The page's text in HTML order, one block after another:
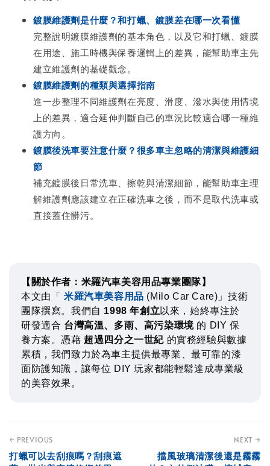
鍍膜維護劑是什麼？和打蠟、鍍膜差在哪一次看懂
完整說明鍍膜維護劑的基本角色，以及它和打蠟、鍍膜
在用途、施工時機與保養邏輯上的差異，能幫助車主先
建立維護劑的基礎觀念。
鍍膜維護劑的種類與選擇指南
進一步整理不同維護劑在亮度、滑度、潑水與使用情境
上的差異，適合延伸判斷自己的車況比較適合哪一種維
護方向。
鍍膜後洗車要注意什麼？很多車主忽略的清潔與維護細
節
補充鍍膜後日常洗車、擦乾與清潔細節，能幫助車主理
解維護劑應該建立在正確洗車之後，而不是取代洗車或
直接蓋住髒污。
【關於作者：米羅汽車美容用品專業團隊】
本文由「 米羅汽車美容用品 (Milo Car Care)」技術
團隊撰寫。我們自 1998 年創立 以來，始終專注於
研發適合 台灣高溫、多雨、高污染環境的 DIY 保
養方案。憑藉 超過四分之一世紀 的實務經驗與數據
累積，我們致力於為車主提供最專業、最可靠的漆
面防護知識，讓每位 DIY 玩家都能輕鬆達成專業級
的美容效果。
← PREVIOUS
打蠟可以去刮痕嗎？刮痕遮
NEXT →
擋風玻璃清潔後還是霧霧